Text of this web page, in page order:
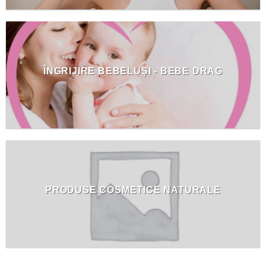
ÎNGRIJIRE BEBELUȘI - BEBE DRAG
PRODUSE COSMETICE NATURALE